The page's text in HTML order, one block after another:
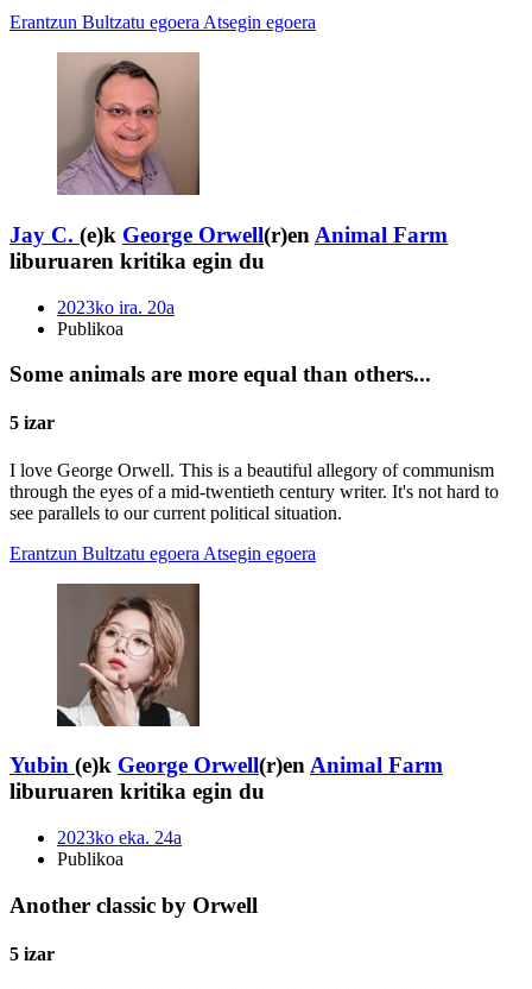
Erantzun Bultzatu egoera Atsegin egoera
Jay C. (e)k George Orwell(r)en Animal Farm
liburuaren kritika egin du
2023ko ira. 20a
Publikoa
Some animals are more equal than others...
5 izar
I love George Orwell. This is a beautiful allegory of communism
through the eyes of a mid-twentieth century writer. It's not hard to
see parallels to our current political situation.
Erantzun Bultzatu egoera Atsegin egoera
Yubin (e)k George Orwell(r)enAnimal Farm
liburuaren kritika egin du
2023ko eka. 24a
Publikoa
Another classic by Orwell
5 izar